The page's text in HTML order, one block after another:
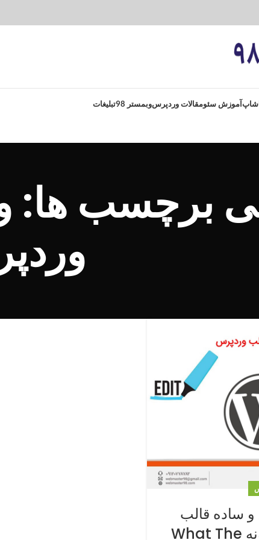
آموزش سئومقالات وردپرسوبمستر 98 تبلیغات
برچسب
ساده قالب
وردپرس با افزونه What The